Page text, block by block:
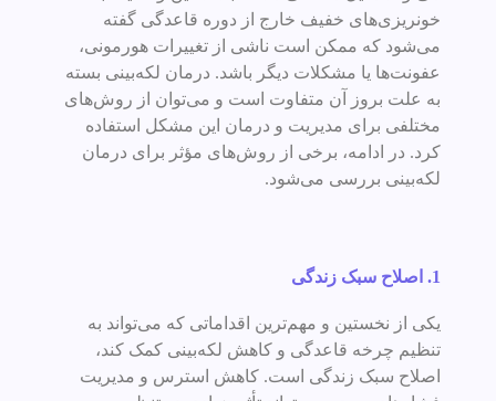
خونریزی‌های خفیف خارج از دوره قاعدگی گفته
می‌شود که ممکن است ناشی از تغییرات هورمونی،
عفونت‌ها یا مشکلات دیگر باشد. درمان لکه‌بینی بسته
به علت بروز آن متفاوت است و می‌توان از روش‌های
مختلفی برای مدیریت و درمان این مشکل استفاده
کرد. در ادامه، برخی از روش‌های مؤثر برای درمان
لکه‌بینی بررسی می‌شود.
1. اصلاح سبک زندگی
یکی از نخستین و مهم‌ترین اقداماتی که می‌تواند به
تنظیم چرخه قاعدگی و کاهش لکه‌بینی کمک کند،
اصلاح سبک زندگی است. کاهش استرس و مدیریت